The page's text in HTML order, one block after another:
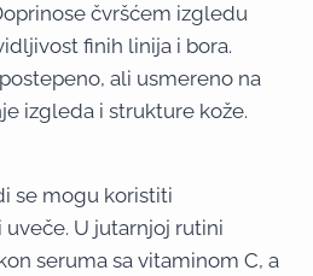
čvršćem izgledu
finih linija i bora.
ali usmereno na
izgleda i strukture kože.
se mogu koristiti
U jutarnjoj rutini
seruma sa vitaminom C, a